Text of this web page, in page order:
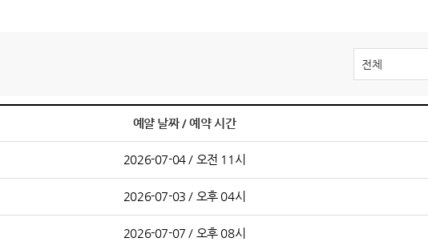
예얄 날짜 / 예약 시간
2026-07-04 / 오전 11시
2026-07-03 / 오후 04시
2026-07-07 / 오후 08시